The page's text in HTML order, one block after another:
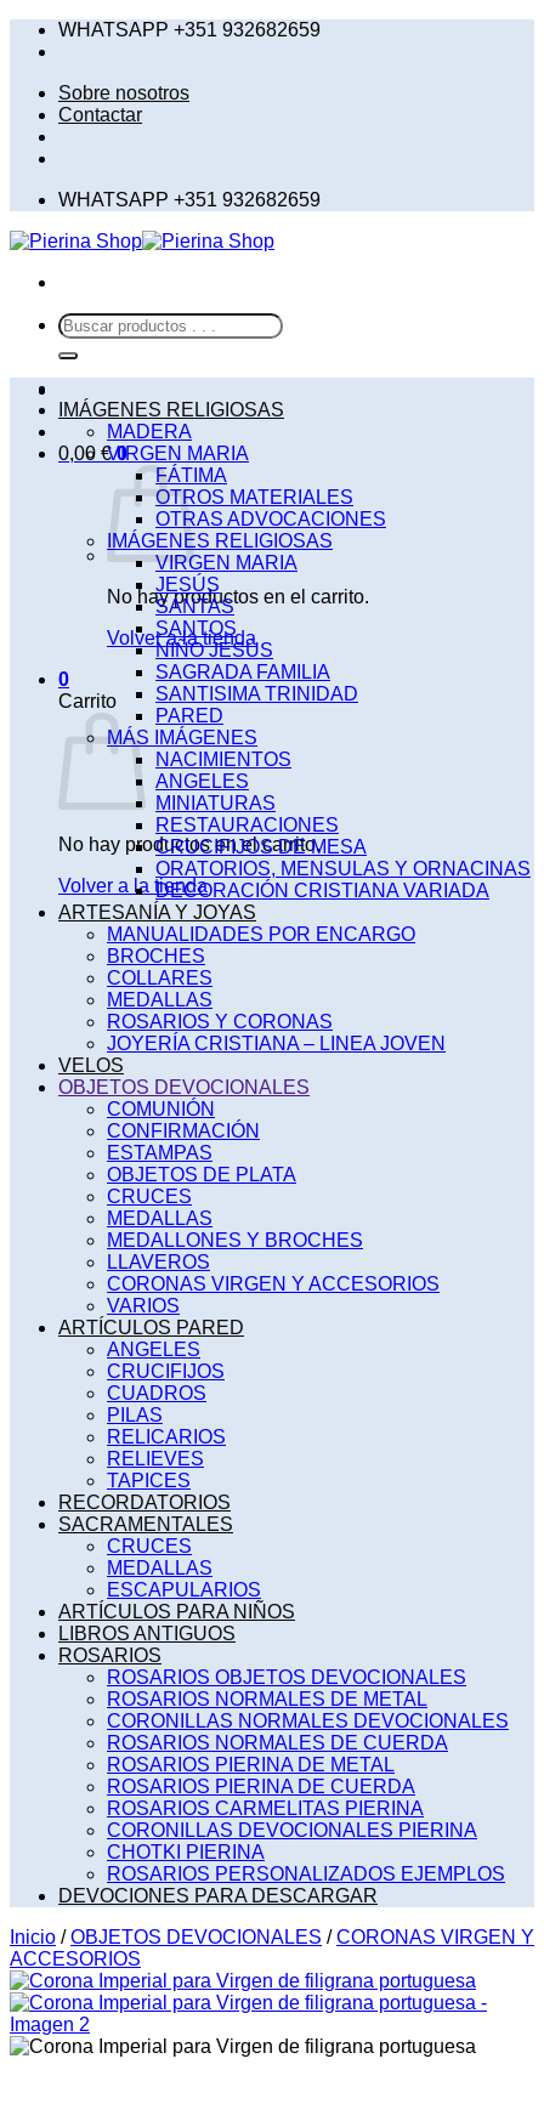
SaltarWHATSAPP +351 932682659
Sobre nosotros
Contactar
WHATSAPP +351 932682659
Buscar
por:
0,00 € 0
No hay productos en el carrito.
Volver a la tienda
0
Carrito
No hay productos en el carrito.
Volver a la tienda
IMÁGENES RELIGIOSAS
MADERA
VIRGEN MARIA
FÁTIMA
OTROS MATERIALES
OTRAS ADVOCACIONES
IMÁGENES RELIGIOSAS
VIRGEN MARIA
JESÚS
SANTAS
SANTOS
NIÑO JESÚS
SAGRADA FAMILIA
SANTISIMA TRINIDAD
PARED
MÁS IMÁGENES
NACIMIENTOS
ANGELES
MINIATURAS
RESTAURACIONES
CRUCIFIJOS DE MESA
ORATORIOS, MENSULAS Y ORNACINAS
DECORACIÓN CRISTIANA VARIADA
ARTESANÍA Y JOYAS
MANUALIDADES POR ENCARGO
BROCHES
COLLARES
MEDALLAS
ROSARIOS Y CORONAS
JOYERÍA CRISTIANA – LINEA JOVEN
VELOS
OBJETOS DEVOCIONALES
COMUNIÓN
CONFIRMACIÓN
ESTAMPAS
OBJETOS DE PLATA
CRUCES
MEDALLAS
MEDALLONES Y BROCHES
LLAVEROS
CORONAS VIRGEN Y ACCESORIOS
VARIOS
ARTÍCULOS PARED
ANGELES
CRUCIFIJOS
CUADROS
PILAS
RELICARIOS
RELIEVES
TAPICES
RECORDATORIOS
SACRAMENTALES
CRUCES
MEDALLAS
ESCAPULARIOS
ARTÍCULOS PARA NIÑOS
LIBROS ANTIGUOS
ROSARIOS
ROSARIOS OBJETOS DEVOCIONALES
ROSARIOS NORMALES DE METAL
CORONILLAS NORMALES DEVOCIONALES
ROSARIOS NORMALES DE CUERDA
ROSARIOS PIERINA DE METAL
ROSARIOS PIERINA DE CUERDA
ROSARIOS CARMELITAS PIERINA
CORONILLAS DEVOCIONALES PIERINA
CHOTKI PIERINA
ROSARIOS PERSONALIZADOS EJEMPLOS
DEVOCIONES PARA DESCARGAR
Inicio / OBJETOS DEVOCIONALES / CORONAS VIRGEN Y
ACCESORIOS